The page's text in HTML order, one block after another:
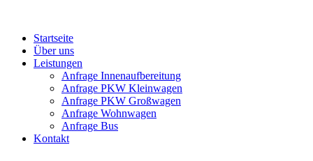
Startseite
Über uns
Leistungen
Anfrage Innenaufbereitung
Anfrage PKW Kleinwagen
Anfrage PKW Großwagen
Anfrage Wohnwagen
Anfrage Bus
Kontakt